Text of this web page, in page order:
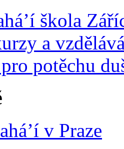
škola
a
potěchu
v Praze